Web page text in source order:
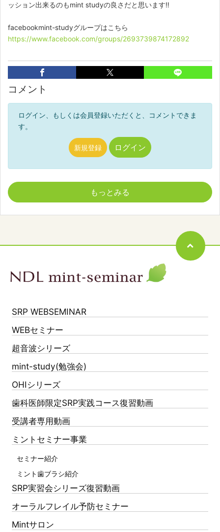
ッション出来るのもmint studyの良さだと思います‼️
facebookmint-studyグループはこちら
https://www.facebook.com/groups/2693739874172892
コメント
ログイン、もしくは会員登録いただくと、コメントできま
す。
新規登録 ログイン
もっとみる
SRP WEBSEMINAR
WEBセミナー
超音波シリーズ
mint-study(勉強会)
OHIシリーズ
歯科医師限定SRP実践コース復習動画
受講者専用動画
ミントセミナー事業
セミナー紹介
ミント歯ブラシ紹介
SRP実習会シリーズ復習動画
オーラルフレイル予防セミナー
Mintサロン